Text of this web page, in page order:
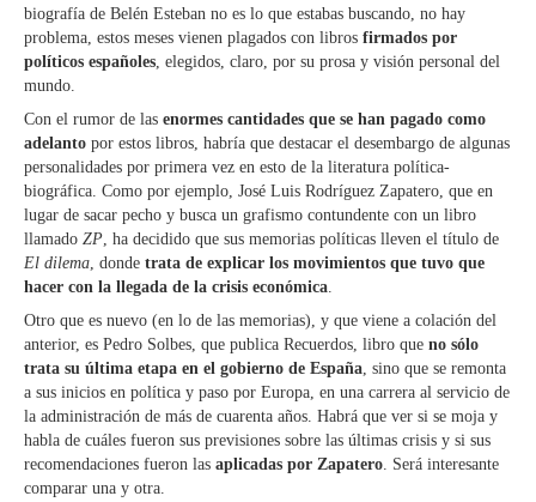
biografía de Belén Esteban no es lo que estabas buscando, no hay
problema, estos meses vienen plagados con libros firmados por
políticos españoles, elegidos, claro, por su prosa y visión personal del
mundo.
Con el rumor de las enormes cantidades que se han pagado como
adelanto por estos libros, habría que destacar el desembargo de algunas
personalidades por primera vez en esto de la literatura política-
biográfica. Como por ejemplo, José Luis Rodríguez Zapatero, que en
lugar de sacar pecho y busca un grafismo contundente con un libro
llamado ZP, ha decidido que sus memorias políticas lleven el título de
El dilema, donde trata de explicar los movimientos que tuvo que
hacer con la llegada de la crisis económica.
Otro que es nuevo (en lo de las memorias), y que viene a colación del
anterior, es Pedro Solbes, que publica Recuerdos, libro que no sólo
trata su última etapa en el gobierno de España, sino que se remonta
a sus inicios en política y paso por Europa, en una carrera al servicio de
la administración de más de cuarenta años. Habrá que ver si se moja y
habla de cuáles fueron sus previsiones sobre las últimas crisis y si sus
recomendaciones fueron las aplicadas por Zapatero. Será interesante
comparar una y otra.